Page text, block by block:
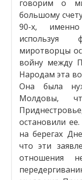
говорим о
большому
90-х,
используя
миротворцы
войну между
Народам эта
Она была
Молдовы,
остановили
на берегах
что эти
отношения